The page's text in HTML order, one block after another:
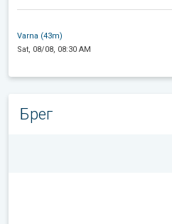
Varna (43m)
Sat, 08/08, 08:30 AM
Брег